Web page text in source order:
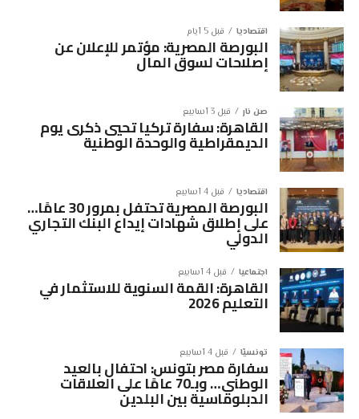
اقتصاديا قبل 5 أيام
البورصة المصرية: مؤتمر للإعلان عن
إصلاحات لسوق المال
صن نار قبل 3 أسابيع
القاهرة: سفارة تركيا تحيي ذكرى يوم
الديمقراطية والوحدة الوطنية
اقتصاديا قبل 4 أسابيع
البورصة المصرية تحتفل بمرور 30 عامًا…
على إطلاق شهادات إيداع البنك التجاري
الدولي
اجتماعيا قبل 4 أسابيع
القاهرة: القمة السنوية للاستثمار في
التعليم 2026
تونسيّا قبل 4 أسابيع
سفارة مصر بتونس: احتفال بالعيد
الوطني… وبـ70 عامًا على العلاقات
الدبلوماسية بين البلدين